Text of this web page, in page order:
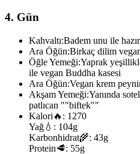
4. Gün
Kahvaltı:Badem unu ile
Ara Öğün:Birkaç dilim
Öğle Yemeği:Yaprak
ile vegan Buddha kasesi
Ara Öğün:Vegan krem
Akşam Yemeği:Yanında
patlıcan ""biftek""
Kalori 🔥: 1270
Yağ 💧: 104g
Karbonhidrat🌾: 43g
Protein🥩: 55g